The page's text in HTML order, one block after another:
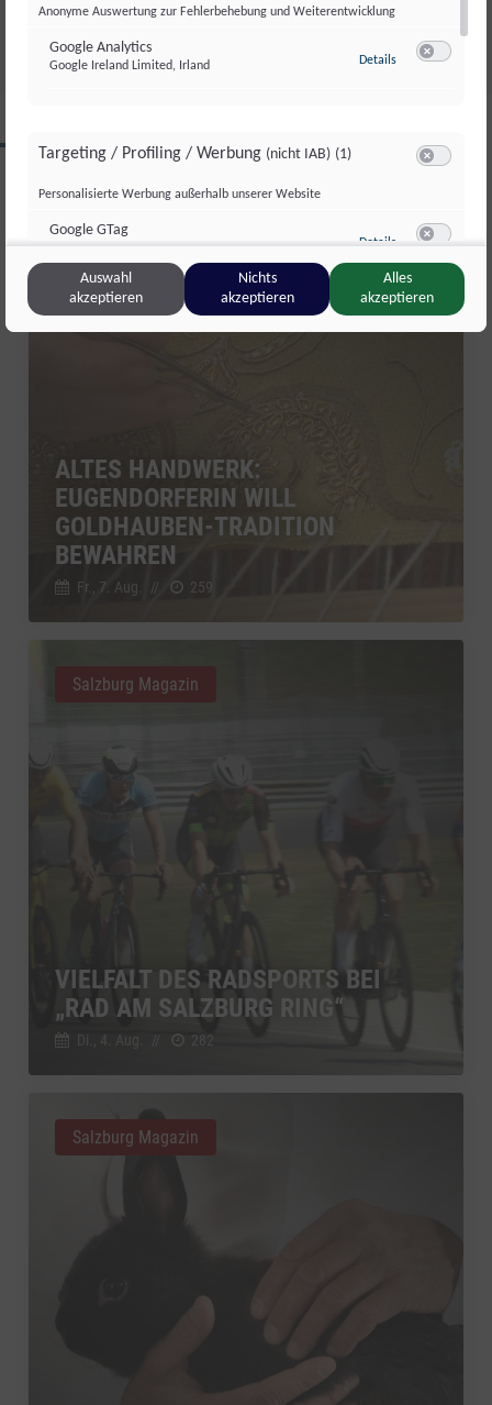
Di., 4. Aug.. 2026 // 252
CLIPS AUS DIESER REGION
ALTES HANDWERK:
EUGENDORFERIN WILL
GOLDHAUBEN-TRADITION
BEWAHREN
Fr., 7. Aug. // 259
Salzburg Magazin
VIELFALT DES RADSPORTS BEI
„RAD AM SALZBURG RING“
Di., 4. Aug. // 282
Salzburg Magazin
Salzburg Magazin
Anonyme Auswertung zur Fehlerbehebung und Weiterentwicklung
Google Analytics
Google Ireland Limited, Irland Details zu Google
Targeting / Profiling / Werbung (nicht IAB) (1)
Personalisierte Werbung außerhalb unserer Website
Google GTag
Google Ireland Limited, Irland Details zu Google GTag
Sonstige Inhalte(nicht IAB) (2)
YouTube
Google Ireland Limited, Irland
Auswahl
akzeptieren
Nichts
akzeptieren
Alles
akzeptieren